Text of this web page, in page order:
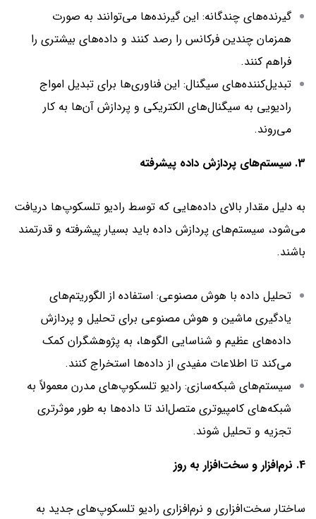
گیرنده‌های چندگانه: این گیرنده‌ها می‌توانند به صورت
همزمان چندین فرکانس را رصد کنند و داده‌های بیشتری را
فراهم کنند.
تبدیل‌کننده‌های سیگنال: این فناوری‌ها برای تبدیل امواج
رادیویی به سیگنال‌های الکتریکی و پردازش آن‌ها به کار
می‌روند.
3. سیستم‌های پردازش داده پیشرفته
به دلیل مقدار بالای داده‌هایی که توسط رادیو تلسکوپ‌ها دریافت
می‌شود، سیستم‌های پردازش داده باید بسیار پیشرفته و قدرتمند
باشند.
تحلیل داده با هوش مصنوعی: استفاده از الگوریتم‌های
یادگیری ماشین و هوش مصنوعی برای تحلیل و پردازش
داده‌های عظیم و شناسایی الگوها، به پژوهشگران کمک
می‌کند تا اطلاعات مفیدی از داده‌ها استخراج کنند.
سیستم‌های شبکه‌سازی: رادیو تلسکوپ‌های مدرن معمولاً به
شبکه‌های کامپیوتری متصل‌اند تا داده‌ها به طور موثرتری
تجزیه و تحلیل شوند.
4. نرم‌افزار و سخت‌افزار به روز
ساختار سخت‌افزاری و نرم‌افزاری رادیو تلسکوپ‌های جدید به